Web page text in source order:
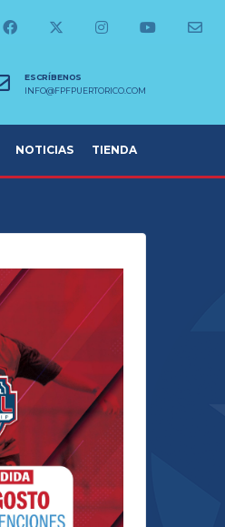
ESCRÍBENOS
INFO@FPFPUERTORICO.COM
NOTICIAS TIENDA